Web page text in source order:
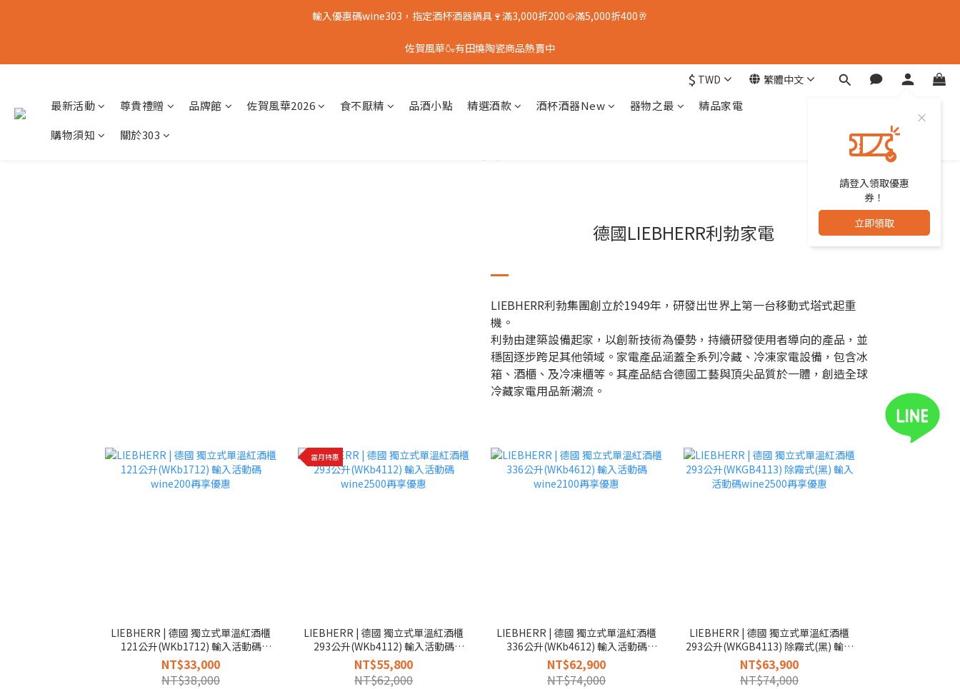
輸入優惠碼wine303，指定酒杯酒器鍋具🍷滿3,000折200🥘滿5,000折400🥂
佐賀風華🍶有田燒陶瓷商品熱賣中
$ TWD 繁體中文
請登入領取優惠
券！
立即領取
最新活動 尊貴禮贈 品牌館 佐賀風華2026 食不厭精 品酒小點 精選酒款 酒杯酒器New 器物之最
精品家電
購物須知
關於303
德國LIEBHERR利勃家電
LIEBHERR利勃集團創立於1949年，研發出世界上第一台移動式塔式起重
機。
利勃由建築設備起家，以創新技術為優勢，持續研發使用者導向的產品，並
穩固逐步跨足其他領域。家電產品涵蓋全系列冷藏、冷凍家電設備，包含冰
箱、酒櫃、及冷凍櫃等。其產品結合德國工藝與頂尖品質於一體，創造全球
冷藏家電用品新潮流。
LIEBHERR | 德國 獨立式單溫紅酒櫃
121公升(WKb1712) 輸入活動碼
wine200再享優惠
NT$33,000
NT$38,000
當月特惠
LIEBHERR | 德國 獨立式單溫紅酒櫃
293公升(WKb4112) 輸入活動碼
wine2500再享優惠
NT$55,800
NT$62,000
LIEBHERR | 德國 獨立式單溫紅酒櫃
336公升(WKb4612) 輸入活動碼
wine2100再享優惠
NT$62,900
NT$74,000
LIEBHERR | 德國 獨立式單溫紅酒櫃
293公升(WKGB4113) 除霧式(黑) 輸入
活動碼wine2500再享優惠
NT$63,900
NT$74,000